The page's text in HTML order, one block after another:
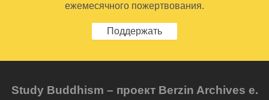
ежемесячного пожертвования.
Поддержать
Study Buddhism – проект Berzin Archives e.